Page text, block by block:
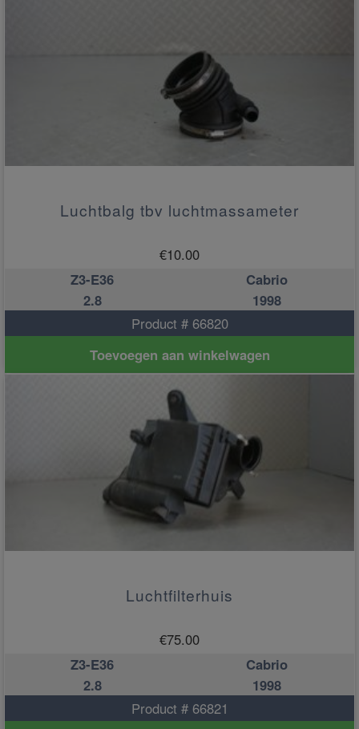
Luchtbalg tbv luchtmassameter
€10.00
Z3-E36
Cabrio
2.8
1998
Product # 66820
Toevoegen aan winkelwagen
Luchtfilterhuis
€75.00
Z3-E36
Cabrio
2.8
1998
Product # 66821